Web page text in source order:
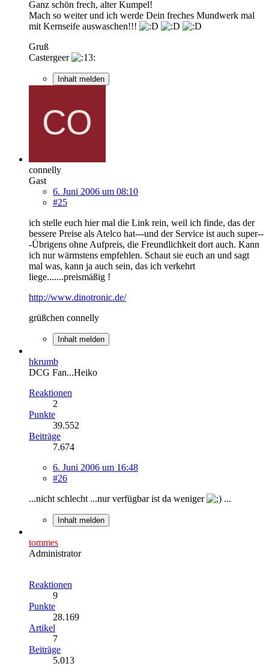
Ganz schön frech, alter Kumpel!
Mach so weiter und ich werde Dein freches Mundwerk mal
mit Kernseife auswaschen!!!
Gruß
Castergeer
Inhalt melden
connelly
Gast
6. Juni 2006 um 08:10
#25
ich stelle euch hier mal die Link rein, weil ich finde, das der
bessere Preise als Atelco hat---und der Service ist auch super--
-Übrigens ohne Aufpreis, die Freundlichkeit dort auch. Kann
ich nur wärmstens empfehlen. Schaut sie euch an und sagt
mal was, kann ja auch sein, das ich verkehrt
liege.......preismäßig !
http://www.dinotronic.de/
grüßchen connelly
Inhalt melden
hkrumb
DCG Fan...Heiko
Reaktionen
2
Punkte
39.552
Beiträge
7.674
6. Juni 2006 um 16:48
#26
...nicht schlecht ...nur verfügbar ist da weniger
...
Inhalt melden
tommes
Administrator
Reaktionen
9
Punkte
28.169
Artikel
7
Beiträge
5.013